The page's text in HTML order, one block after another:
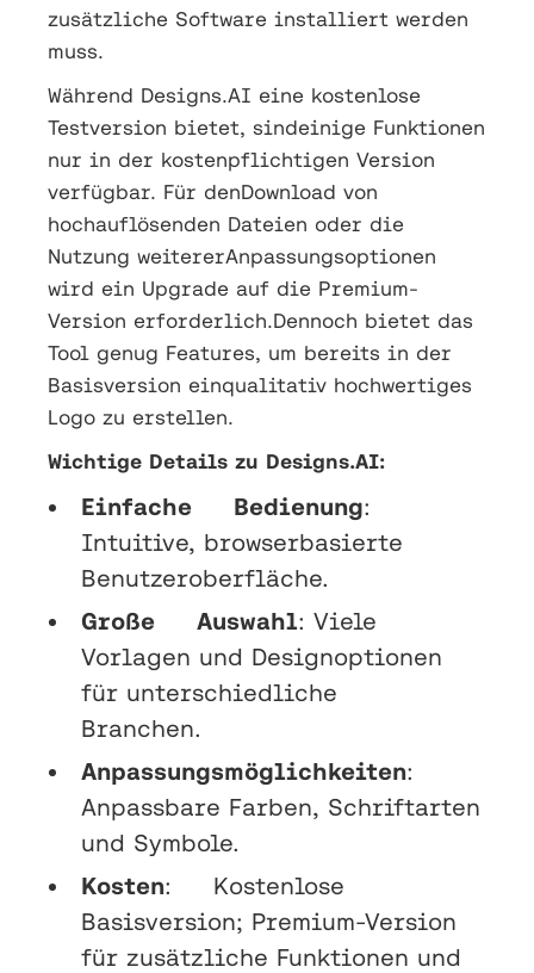
zusätzliche Software installiert werden
muss.
Während Designs.AI eine kostenlose
Testversion bietet, sindeinige Funktionen
nur in der kostenpflichtigen Version
verfügbar. Für denDownload von
hochauflösenden Dateien oder die
Nutzung weitererAnpassungsoptionen
wird ein Upgrade auf die Premium-
Version erforderlich.Dennoch bietet das
Tool genug Features, um bereits in der
Basisversion einqualitativ hochwertiges
Logo zu erstellen.
Wichtige Details zu Designs.AI:
Einfache Bedienung:
Intuitive, browserbasierte
Benutzeroberfläche.
Große Auswahl: Viele
Vorlagen und Designoptionen
für unterschiedliche
Branchen.
Anpassungsmöglichkeiten:
Anpassbare Farben, Schriftarten
und Symbole.
Kosten: Kostenlose
Basisversion; Premium-Version
für zusätzliche Funktionen und